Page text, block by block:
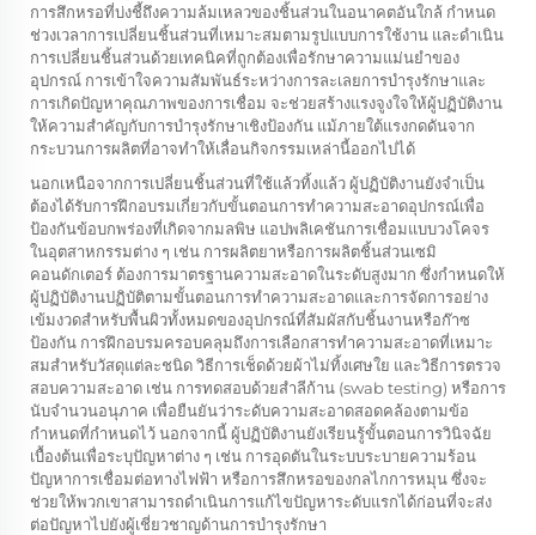
การสึกหรอที่บ่งชี้ถึงความล้มเหลวของชิ้นส่วนในอนาคตอันใกล้ กำหนด
ช่วงเวลาการเปลี่ยนชิ้นส่วนที่เหมาะสมตามรูปแบบการใช้งาน และดำเนิน
การเปลี่ยนชิ้นส่วนด้วยเทคนิคที่ถูกต้องเพื่อรักษาความแม่นยำของ
อุปกรณ์ การเข้าใจความสัมพันธ์ระหว่างการละเลยการบำรุงรักษาและ
การเกิดปัญหาคุณภาพของการเชื่อม จะช่วยสร้างแรงจูงใจให้ผู้ปฏิบัติงาน
ให้ความสำคัญกับการบำรุงรักษาเชิงป้องกัน แม้ภายใต้แรงกดดันจาก
กระบวนการผลิตที่อาจทำให้เลื่อนกิจกรรมเหล่านี้ออกไปได้
นอกเหนือจากการเปลี่ยนชิ้นส่วนที่ใช้แล้วทิ้งแล้ว ผู้ปฏิบัติงานยังจำเป็น
ต้องได้รับการฝึกอบรมเกี่ยวกับขั้นตอนการทำความสะอาดอุปกรณ์เพื่อ
ป้องกันข้อบกพร่องที่เกิดจากมลพิษ แอปพลิเคชันการเชื่อมแบบวงโคจร
ในอุตสาหกรรมต่าง ๆ เช่น การผลิตยาหรือการผลิตชิ้นส่วนเซมิ
คอนดักเตอร์ ต้องการมาตรฐานความสะอาดในระดับสูงมาก ซึ่งกำหนดให้
ผู้ปฏิบัติงานปฏิบัติตามขั้นตอนการทำความสะอาดและการจัดการอย่าง
เข้มงวดสำหรับพื้นผิวทั้งหมดของอุปกรณ์ที่สัมผัสกับชิ้นงานหรือก๊าซ
ป้องกัน การฝึกอบรมครอบคลุมถึงการเลือกสารทำความสะอาดที่เหมาะ
สมสำหรับวัสดุแต่ละชนิด วิธีการเช็ดด้วยผ้าไม่ทิ้งเศษใย และวิธีการตรวจ
สอบความสะอาด เช่น การทดสอบด้วยสำลีก้าน (swab testing) หรือการ
นับจำนวนอนุภาค เพื่อยืนยันว่าระดับความสะอาดสอดคล้องตามข้อ
กำหนดที่กำหนดไว้ นอกจากนี้ ผู้ปฏิบัติงานยังเรียนรู้ขั้นตอนการวินิจฉัย
เบื้องต้นเพื่อระบุปัญหาต่าง ๆ เช่น การอุดตันในระบบระบายความร้อน
ปัญหาการเชื่อมต่อทางไฟฟ้า หรือการสึกหรอของกลไกการหมุน ซึ่งจะ
ช่วยให้พวกเขาสามารถดำเนินการแก้ไขปัญหาระดับแรกได้ก่อนที่จะส่ง
ต่อปัญหาไปยังผู้เชี่ยวชาญด้านการบำรุงรักษา